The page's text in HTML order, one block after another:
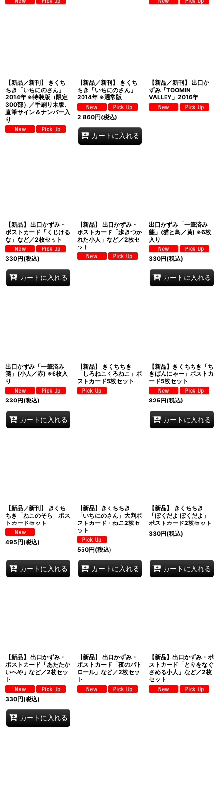
【新品／新刊】 きくち
ちき「いちにのさん」
2014年 ※特装版（限定
300部）／手刷り木版、
直筆サイン＆ナンバー入
り
【新品／新刊】 きくち
ちき「いちにのさん」
2014年 ※通常版
2,860円(税込)
カートに入れる
【新品／新刊】 出口か
ずみ「TOOMIN
VALLEY」2016年
【新品】 出口かずみ・
ポストカード「くじける
な」など／2枚セット
330円(税込)
カートに入れる
【新品】 出口かずみ・
ポストカード「歩きつか
れた小人」など／2枚セ
ット
出口かずみ「一筆済み
箋」(猫と鳥／黄) ※6枚
入り
330円(税込)
カートに入れる
出口かずみ「一筆済み
箋」(小人／赤) ※6枚入
り
330円(税込)
カートに入れる
【新品】 きくちちき
「しろねこくろねこ」ポ
ストカード5枚セット
【新品】きくちちき「ち
きばんにゃー」ポストカ
ード5枚セット
825円(税込)
カートに入れる
【新品／新刊】 きくち
ちき「ねこのそら」ポス
トカードセット
495円(税込)
カートに入れる
【新品】きくちちき
「いちにのさん」大判ポ
ストカード・ねこ2枚セ
ット
550円(税込)
カートに入れる
【新品】 きくちちき
「ぼくだよ ぼくだよ」
ポストカード2枚セット
330円(税込)
カートに入れる
【新品】 出口かずみ・
ポストカード「あたたか
いへや」など／2枚セッ
ト
330円(税込)
カートに入れる
【新品】 出口かずみ・
ポストカード「夜のパト
ロール」など／2枚セッ
ト
【新品】出口かずみ・ポ
ストカード「とりをなぐ
さめる小人」など／2枚
セット